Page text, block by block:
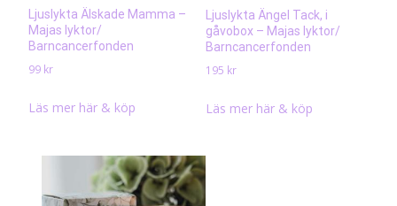
Ljuslykta Älskade Mamma –
Majas lyktor/
Barncancerfonden
99 kr
Läs mer här & köp
Ljuslykta Ängel Tack, i
gåvobox – Majas lyktor/
Barncancerfonden
195 kr
Läs mer här & köp